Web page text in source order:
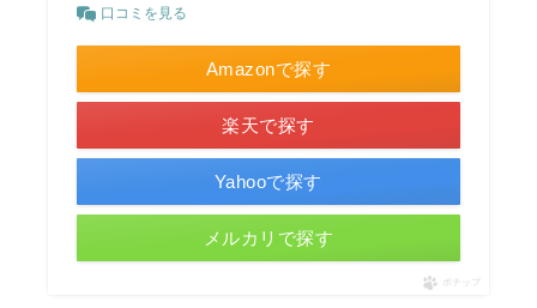
口コミを見る
Amazonで探す
楽天で探す
Yahooで探す
メルカリで探す
ポチップ